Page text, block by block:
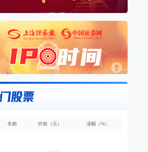
名称 价格（元） 涨幅（%）